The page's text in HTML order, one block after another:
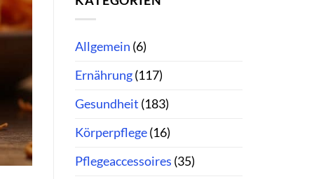
Allgemein (6)
Ernährung(117)
Gesundheit (183)
Körperpflege(16)
Pflegeaccessoires (35)